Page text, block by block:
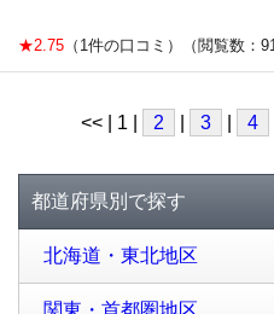
★2.75 （1件の口コミ）（閲覧数：
<< | 1 | 2 3 4
都道府県別で探す
北海道・東北地区
関東・首都圏地区